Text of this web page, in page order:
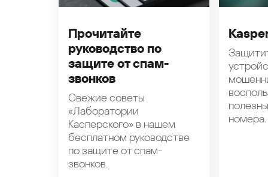
Прочитайте
руководство по
защите от спам-
звонков
Свежие советы
«Лаборатории
Касперского» в нашем
бесплатном руководстве
по защите от спам-
звонков.
номера.